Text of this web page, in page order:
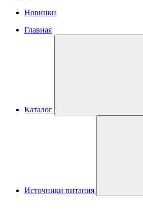
Новинки
Главная
Каталог
Источники питания